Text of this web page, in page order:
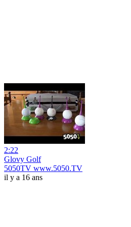
2:22
Glovy Golf
5050TV www.5050.TV
il y a 16 ans